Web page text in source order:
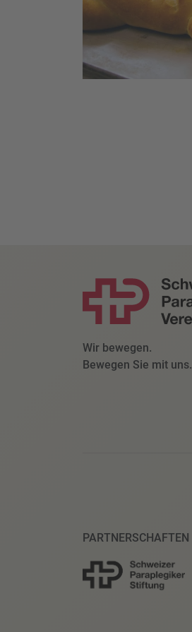
Wir bewegen.
Bewegen Sie mit uns.
PARTNERSCHAFTEN